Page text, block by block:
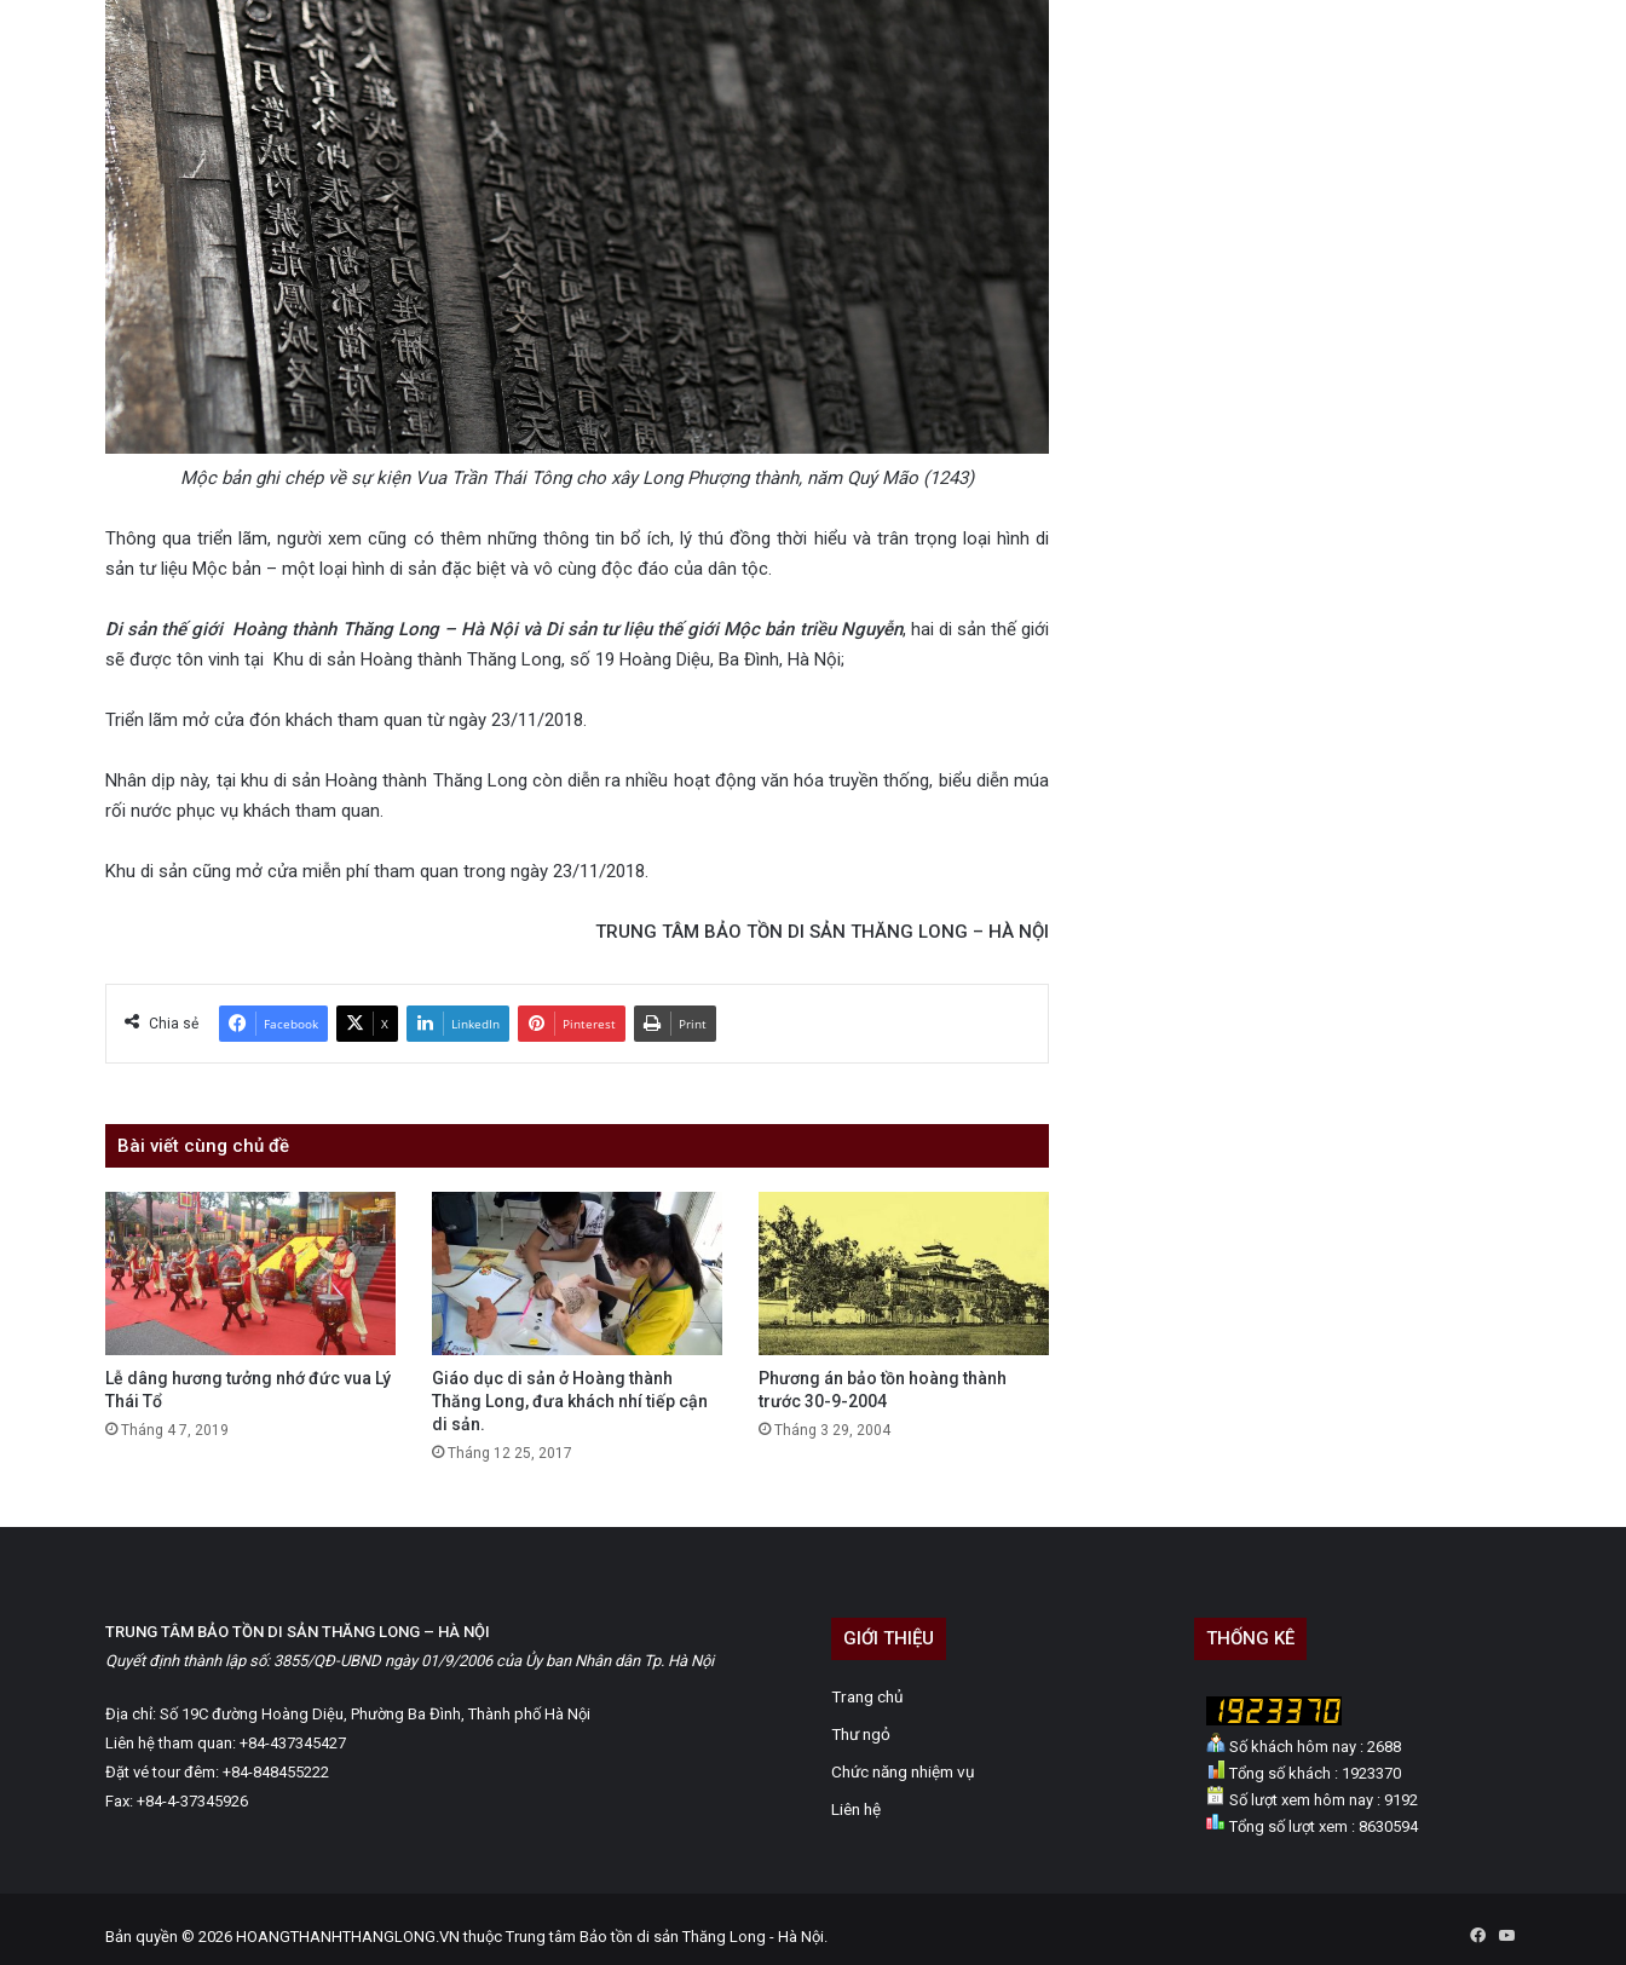
Mộc bản ghi chép về sự kiện Vua Trần Thái Tông cho xây Long Phượng thành, năm Quý Mão (1243)
Thông qua triển lãm, người xem cũng có thêm những thông tin bổ ích, lý thú đồng thời hiểu và trân trọng loại hình di
sản tư liệu Mộc bản – một loại hình di sản đặc biệt và vô cùng độc đáo của dân tộc.
Di sản thế giới Hoàng thành Thăng Long – Hà Nội và Di sản tư liệu thế giới Mộc bản triều Nguyễn, hai di sản thế giới
sẽ được tôn vinh tại Khu di sản Hoàng thành Thăng Long, số 19 Hoàng Diệu, Ba Đình, Hà Nội;
Triển lãm mở cửa đón khách tham quan từ ngày 23/11/2018.
Nhân dịp này, tại khu di sản Hoàng thành Thăng Long còn diễn ra nhiều hoạt động văn hóa truyền thống, biểu diễn múa
rối nước phục vụ khách tham quan.
Khu di sản cũng mở cửa miễn phí tham quan trong ngày 23/11/2018.
TRUNG TÂM BẢO TỒN DI SẢN THĂNG LONG – HÀ NỘI
Chia sẻ Facebook X LinkedIn Pinterest Print
Bài viết cùng chủ đề
Lễ dâng hương tưởng nhớ đức vua Lý
Thái Tổ
Tháng 4 7, 2019
Giáo dục di sản ở Hoàng thành
Thăng Long, đưa khách nhí tiếp cận
di sản.
Tháng 12 25, 2017
Phương án bảo tồn hoàng thành
trước 30-9-2004
Tháng 3 29, 2004
TRUNG TÂM BẢO TỒN DI SẢN THĂNG LONG – HÀ NỘI
Quyết định thành lập số: 3855/QĐ-UBND ngày 01/9/2006 của Ủy ban Nhân dân Tp. Hà Nội
Địa chỉ: Số 19C đường Hoàng Diệu, Phường Ba Đình, Thành phố Hà Nội
Liên hệ tham quan: +84-437345427
Đặt vé tour đêm: +84-848455222
Fax: +84-4-37345926
GIỚI THIỆU
Trang chủ
Thư ngỏ
Chức năng nhiệm vụ
Liên hệ
THỐNG KÊ
Số khách hôm nay : 2688
Tổng số khách : 1923370
Số lượt xem hôm nay : 9192
Tổng số lượt xem : 8630594
Bản quyền © 2026 HOANGTHANHTHANGLONG.VN thuộc Trung tâm Bảo tồn di sản Thăng Long - Hà Nội. Facebook
YouTube